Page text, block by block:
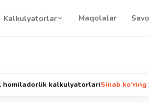
Kalkulyatorlar Maqolalar
homiladorlik kalkulyatorlariSinab ko‘ring